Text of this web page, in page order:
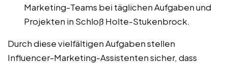
Marketing-Teams bei täglichen Aufgaben und
Projekten in Schloß Holte-Stukenbrock.
Durch diese vielfältigen Aufgaben stellen
Influencer-Marketing-Assistenten sicher, dass